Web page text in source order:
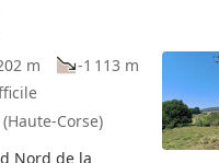
m
-1 113 m
Corse)
Nord de la